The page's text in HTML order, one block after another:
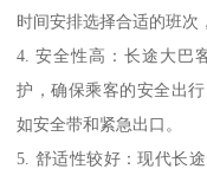
时间安排选择合适的班次
4. 安全性高：长途大巴
护，确保乘客的安全出
如安全带和紧急出口。
5. 舒适性较好：现代长